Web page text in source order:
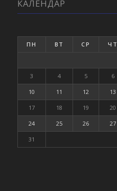
КАЛЕНДАР
ПН ВТ СР ЧТ
3 4 5 6
10 11 12 13
17 18 19 20
24 25 26 27
31